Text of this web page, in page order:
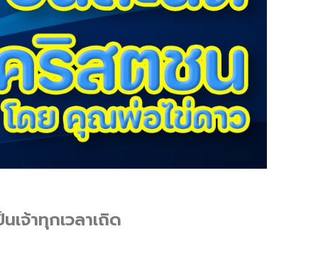
จ้าทุกเวลาเถิด